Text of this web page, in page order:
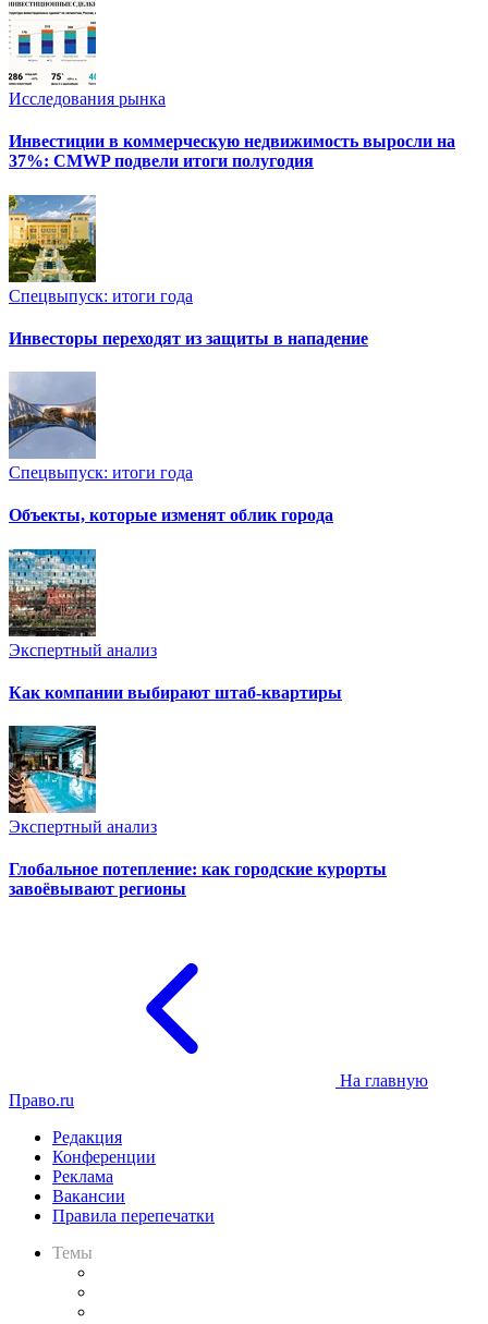
Исследования рынка
Инвестиции в коммерческую недвижимость выросли на
37%: CMWP подвели итоги полугодия
Спецвыпуск: итоги года
Инвесторы переходят из защиты в нападение
Спецвыпуск: итоги года
Объекты, которые изменят облик города
Экспертный анализ
Как компании выбирают штаб-квартиры
Экспертный анализ
Глобальное потепление: как городские курорты
завоёвывают регионы
На главную
Право.ru
Редакция
Конференции
Реклама
Вакансии
Правила перепечатки
Темы